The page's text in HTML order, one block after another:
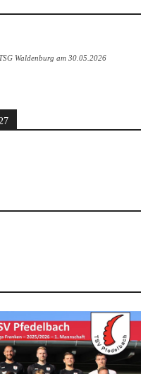
Waldenburg am 30.05.2026